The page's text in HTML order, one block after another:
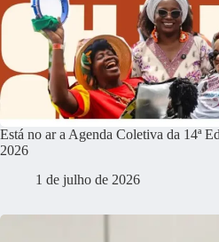
Está no ar a Agenda Coletiva da 14ª
2026
1 de julho de 2026